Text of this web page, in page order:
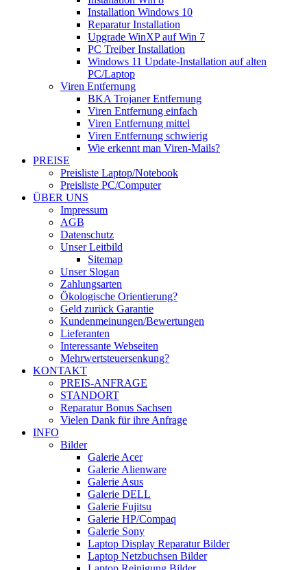
Installation Windows 10
Reparatur Installation
Upgrade WinXP auf Win 7
PC Treiber Installation
Windows 11 Update-Installation auf alten
PC/Laptop
Viren Entfernung
BKA Trojaner Entfernung
Viren Entfernung einfach
Viren Entfernung mittel
Viren Entfernung schwierig
Wie erkennt man Viren-Mails?
PREISE
Preisliste Laptop/Notebook
Preisliste PC/Computer
ÜBER UNS
Impressum
AGB
Datenschutz
Unser Leitbild
Sitemap
Unser Slogan
Zahlungsarten
Ökologische Orientierung?
Geld zurück Garantie
Kundenmeinungen/Bewertungen
Lieferanten
Interessante Webseiten
Mehrwertsteuersenkung?
KONTAKT
PREIS-ANFRAGE
STANDORT
Reparatur Bonus Sachsen
Vielen Dank für ihre Anfrage
INFO
Bilder
Galerie Acer
Galerie Alienware
Galerie Asus
Galerie DELL
Galerie Fujitsu
Galerie HP/Compaq
Galerie Sony
Laptop Display Reparatur Bilder
Laptop Netzbuchsen Bilder